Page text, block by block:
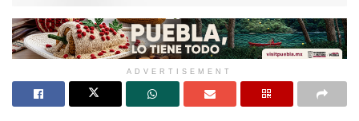
ADVERTISEMENT